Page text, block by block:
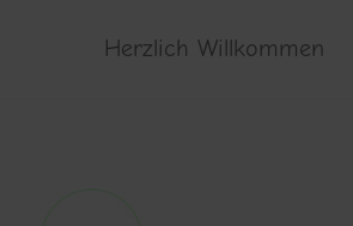
Herzlich Willkommen